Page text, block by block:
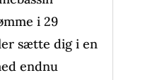
i 29
sætte dig i en
endnu